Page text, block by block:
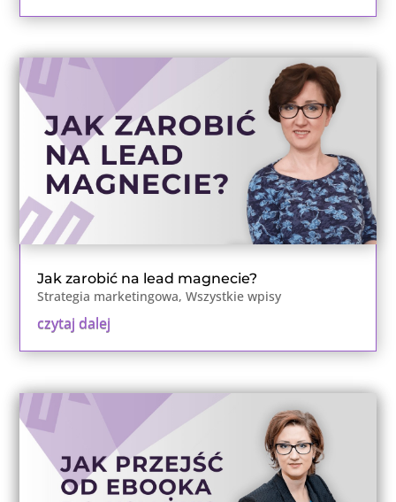
Jak zarobić na lead magnecie?
Strategia marketingowa,Wszystkie wpisy
czytaj dalej